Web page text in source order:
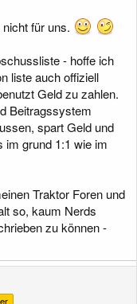
für uns.
- hoffe ich
liste auch offiziell
Geld zu zahlen.
Beitragssystem
spart Geld und
grund 1:1 wie im
Traktor Foren und
so, kaum Nerds
zu können -